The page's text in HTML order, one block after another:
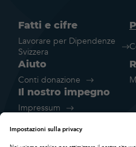
Fatti e cifre
Lavorare per Dipendenze
Svizzera
Aiuto
Conti donazione
Il nostro impegno
Impressum